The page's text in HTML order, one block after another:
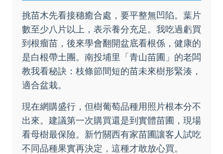
挑苗木先看接穗癒合處，要平整無凹陷。葉片
數至少八片以上，表示養分充足。我吃過虧買
到根瘤苗，後來學會翻開盆底看根係，健康的
是白根帶土團。南投埔里「青山苗圃」的老闆
教我看秘訣：枝條節間短的苗未來樹形緊湊，
適合盆栽。
現在網購盛行，但樹葡萄品種用照片根本分不
出來。建議第一次購買還是到實體苗圃，現場
看母樹最保險。新竹關西有家苗圃讓客人試吃
不同品種果實再決定，這種才敢放心買。